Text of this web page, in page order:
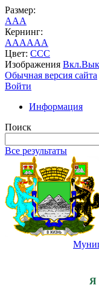
Размер:
AAA
Кернинг:
AAAAAA
Цвет: CCC
Изображения Вкл.
Обычная версия сайта
Войти
Информация
Поиск
Все результаты
Я